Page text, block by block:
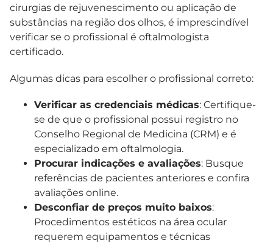
cirurgias de rejuvenescimento ou aplicação de
substâncias na região dos olhos, é imprescindível
verificar se o profissional é oftalmologista
certificado.
Algumas dicas para escolher o profissional correto:
Verificar as credenciais médicas: Certifique-
se de que o profissional possui registro no
Conselho Regional de Medicina (CRM) e é
especializado em oftalmologia.
Procurar indicações e avaliações: Busque
referências de pacientes anteriores e confira
avaliações online.
Desconfiar de preços muito baixos:
Procedimentos estéticos na área ocular
requerem equipamentos e técnicas